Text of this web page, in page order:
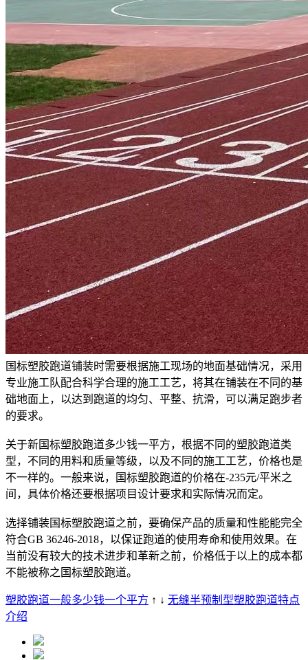
国标塑胶跑道铺装时需要根据施工现场的地面基础情况，采用
专业施工队配合科学合理的施工工艺，将其在铺装在不同的基
础地面上，以达到跑道的均匀、平整、抗滑，可以满足跑步者
的要求。
关于新国标塑胶跑道多少钱一平方，根据不同的塑胶跑道类
型，不同的用料和质量等级，以及不同的施工工艺，价格也是
不一样的。一般来说，国标塑胶跑道的价格在-235元/平米之
间，具体价格还要根据项目设计要求和实际情况而定。
选择铺装国标塑胶跑道之前，要确保产品的质量和性能能完全
符合GB 36246-2018，以保证跑道的使用寿命和使用效果。在
当前没有较大的技术进步和革新之前，价格低于以上的成本都
不能被称之国标塑胶跑道。
塑胶跑道一般多少钱一个平方 ↑ ↓ 无缝半预制型塑胶跑道特点
介绍